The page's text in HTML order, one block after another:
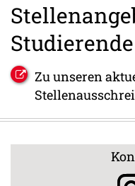
Studierende
Zu unseren